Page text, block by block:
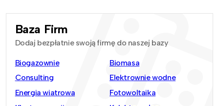
Baza Firm
Dodaj bezpłatnie swoją firmę do naszej bazy
Biogazownie
Biomasa
Consulting
Elektrownie wodne
Energia wiatrowa
Fotowoltaika